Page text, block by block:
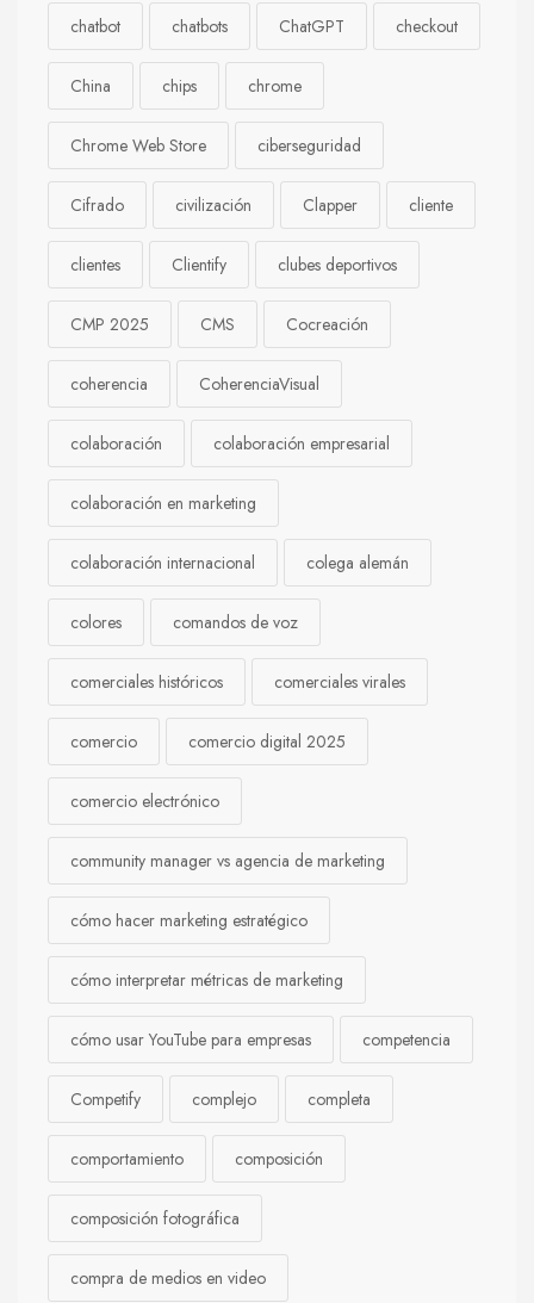
chatbot chatbots ChatGPT checkout
China chips chrome
Chrome Web Store ciberseguridad
Cifrado civilización Clapper cliente
clientes Clientify clubes deportivos
CMP 2025 CMS Cocreación
coherencia CoherenciaVisual
colaboración colaboración empresarial
colaboración en marketing
colaboración internacional colega alemán
colores comandos de voz
comerciales históricos comerciales virales
comercio comercio digital 2025
comercio electrónico
community manager vs agencia de marketing
cómo hacer marketing estratégico
cómo interpretar métricas de marketing
cómo usar YouTube para empresas competencia
Competify complejo completa
comportamiento composición
composición fotográfica
compra de medios en video